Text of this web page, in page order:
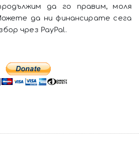
да го правим, моля
да ни финансирате сега
чрез PayPal.